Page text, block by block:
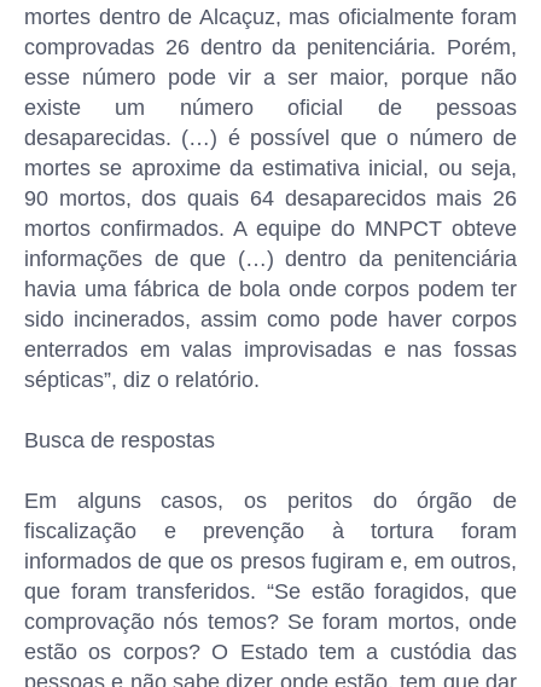
mortes dentro de Alcaçuz, mas oficialmente foram
comprovadas 26 dentro da penitenciária. Porém,
esse número pode vir a ser maior, porque não
existe um número oficial de pessoas
desaparecidas. (…) é possível que o número de
mortes se aproxime da estimativa inicial, ou seja,
90 mortos, dos quais 64 desaparecidos mais 26
mortos confirmados. A equipe do MNPCT obteve
informações de que (…) dentro da penitenciária
havia uma fábrica de bola onde corpos podem ter
sido incinerados, assim como pode haver corpos
enterrados em valas improvisadas e nas fossas
sépticas”, diz o relatório.
Busca de respostas
Em alguns casos, os peritos do órgão de
fiscalização e prevenção à tortura foram
informados de que os presos fugiram e, em outros,
que foram transferidos. “Se estão foragidos, que
comprovação nós temos? Se foram mortos, onde
estão os corpos? O Estado tem a custódia das
pessoas e não sabe dizer onde estão, tem que dar